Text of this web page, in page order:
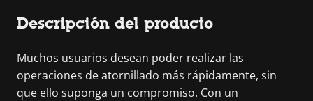
Descripción del producto
Muchos usuarios desean poder realizar las
operaciones de atornillado más rápidamente, sin
que ello suponga un compromiso. Con un